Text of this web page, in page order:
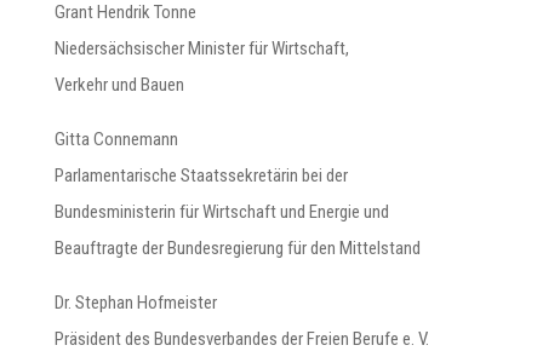
Grant Hendrik Tonne
Niedersächsischer Minister für Wirtschaft,
Verkehr und Bauen
Gitta Connemann
Parlamentarische Staatssekretärin bei der
Bundesministerin für Wirtschaft und Energie und
Beauftragte der Bundesregierung für den Mittelstand
Dr. Stephan Hofmeister
Präsident des Bundesverbandes der Freien Berufe e. V.